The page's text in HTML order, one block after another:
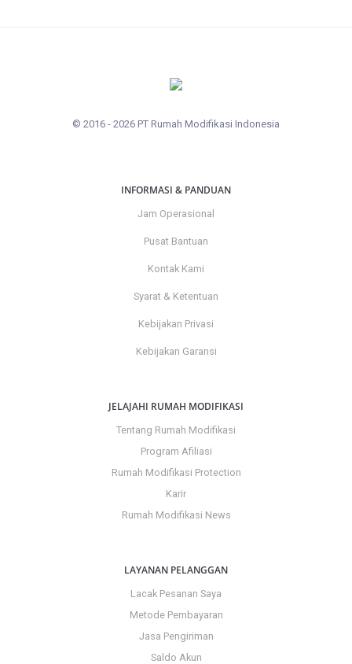
© 2016 - 2026 PT Rumah Modifikasi Indonesia
INFORMASI & PANDUAN
Jam Operasional
Pusat Bantuan
Kontak Kami
Syarat & Ketentuan
Kebijakan Privasi
Kebijakan Garansi
JELAJAHI RUMAH MODIFIKASI
Tentang Rumah Modifikasi
Program Afiliasi
Rumah Modifikasi Protection
Karir
Rumah Modifikasi News
LAYANAN PELANGGAN
Lacak Pesanan Saya
Metode Pembayaran
Jasa Pengiriman
Saldo Akun